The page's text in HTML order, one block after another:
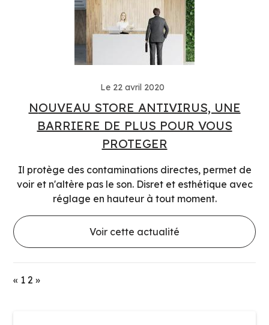
Le 22 avril 2020
NOUVEAU STORE ANTIVIRUS, UNE
BARRIERE DE PLUS POUR VOUS
PROTEGER
Il protège des contaminations directes, permet de
voir et n'altère pas le son. Disret et esthétique avec
réglage en hauteur à tout moment.
Voir cette actualité
« 1 2 »